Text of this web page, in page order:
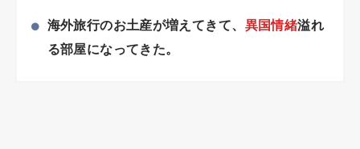
海外旅行のお土産が増えてきて、 異国情緒溢れ
る部屋になってきた。